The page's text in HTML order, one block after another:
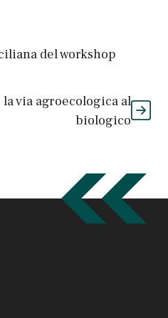
del workshop
via agroecologica al
biologico